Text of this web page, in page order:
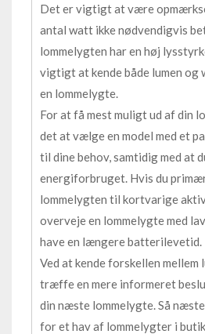
Det er vigtigt at være
antal watt ikke nødvendigvis
lommelygten har en høj
vigtigt at kende både lumen
en lommelygte.
For at få mest muligt ud af din
det at vælge en model med et
til dine behov, samtidig med at
energiforbruget. Hvis du
lommelygten til kortvarige
overveje en lommelygte med
have en længere batterilevetid.
Ved at kende forskellen mellem
træffe en mere informeret
din næste lommelygte. Så
for et hav af lommelygter i